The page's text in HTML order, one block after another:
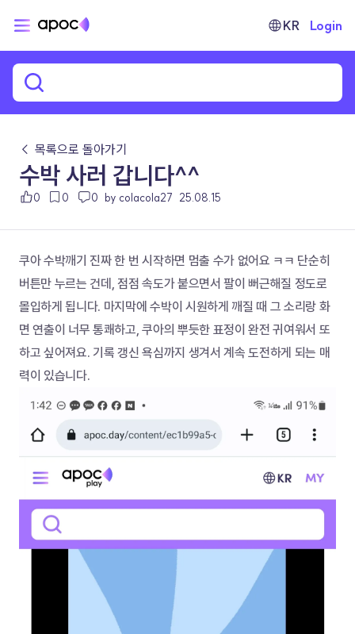
KR Login
← 목록으로 돌아가기
수박 사러 갑니다^^
0 0 0 by colacola27 25.08.15
쿠아 수박깨기 진짜 한 번 시작하면 멈출 수가 없어요 ㅋㅋ 단순히
버튼만 누르는 건데, 점점 속도가 붙으면서 팔이 뻐근해질 정도로
몰입하게 됩니다. 마지막에 수박이 시원하게 깨질 때 그 소리랑 화
면 연출이 너무 통쾌하고, 쿠아의 뿌듯한 표정이 완전 귀여워서 또
하고 싶어져요. 기록 갱신 욕심까지 생겨서 계속 도전하게 되는 매
력이 있습니다.